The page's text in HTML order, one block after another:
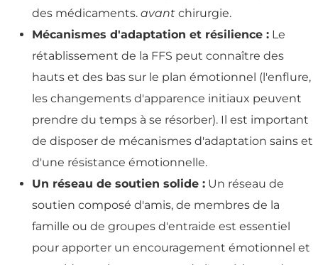
des médicaments. avant chirurgie.
Mécanismes d'adaptation et résilience : Le
rétablissement de la FFS peut connaître des
hauts et des bas sur le plan émotionnel (l'enflure,
les changements d'apparence initiaux peuvent
prendre du temps à se résorber). Il est important
de disposer de mécanismes d'adaptation sains et
d'une résistance émotionnelle.
Un réseau de soutien solide : Un réseau de
soutien composé d'amis, de membres de la
famille ou de groupes d'entraide est essentiel
pour apporter un encouragement émotionnel et